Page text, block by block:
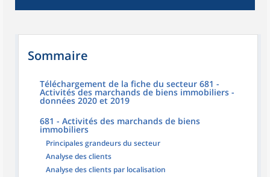
Sommaire
Téléchargement de la fiche du secteur 681 -
Activités des marchands de biens immobiliers -
données 2020 et 2019
681 - Activités des marchands de biens
immobiliers
Principales grandeurs du secteur
Analyse des clients
Analyse des clients par localisation